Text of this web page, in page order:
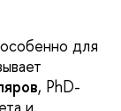
для
, PhD-